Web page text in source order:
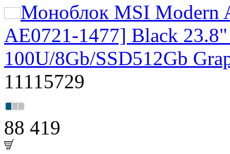
Моноблок MSI Modern
AE0721-1477] Black
100U/8Gb/SSD512Gb
11115729
88 419